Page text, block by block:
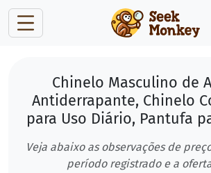
Chinelo Masculino de
Antiderrapante, Chinelo
para Uso Diário, Pantufa
Veja abaixo as observações de
período registrado e a